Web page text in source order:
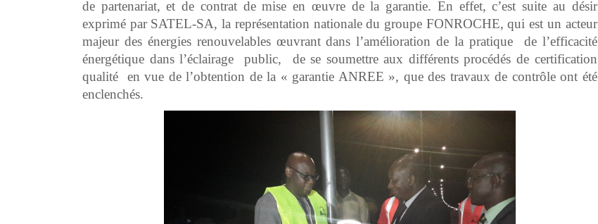
de partenariat, et de contrat de mise en œuvre de la garantie. En effet, c’est suite au désir
exprimé par SATEL-SA, la représentation nationale du groupe FONROCHE, qui est un acteur
majeur des énergies renouvelables œuvrant dans l’amélioration de la pratique de l’efficacité
énergétique dans l’éclairage public, de se soumettre aux différents procédés de certification
qualité en vue de l’obtention de la « garantie ANREE », que des travaux de contrôle ont été
enclenchés.